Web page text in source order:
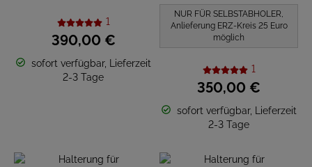
1
390,00 €
sofort verfügbar, Lieferzeit
2-3 Tage
NUR FÜR SELBSTABHOLER,
Anlieferung ERZ-Kreis 25 Euro
möglich
1
350,00 €
sofort verfügbar, Lieferzeit
2-3 Tage